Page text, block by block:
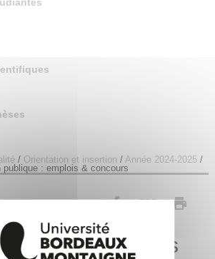
/ Orientation et insertion / Année 2024-2025/
: emplois & concours
PDF
: emplois